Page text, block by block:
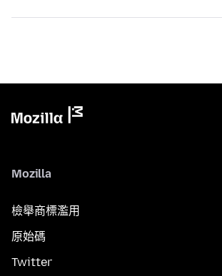
Mozilla
檢舉商標濫用
原始碼
Twitter